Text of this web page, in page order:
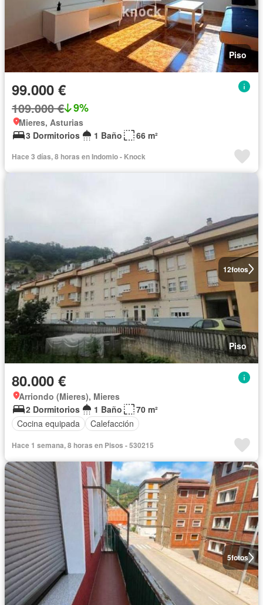
Piso
99.000 €
109.000 € 9%
Mieres, Asturias
3 Dormitorios
1 Baño 66 m²
Hace 3 días, 8 horas en Indomio - Knock
12fotos
Piso
80.000 €
Arriondo (Mieres), Mieres
2 Dormitorios
1 Baño
70 m²
Cocina equipada
Calefacción
Hace 1 semana, 8 horas en Pisos - 530215
5fotos